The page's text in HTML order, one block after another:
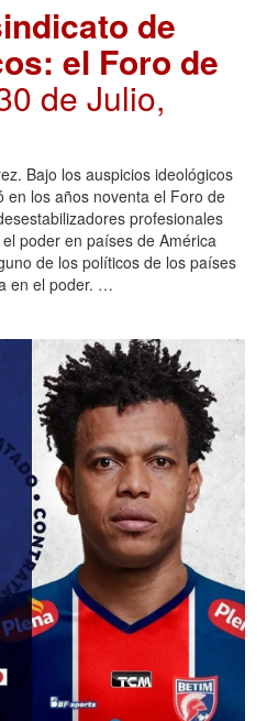
de
el Foro de
de Julio,
Bajo los auspicios ideológicos
en los años noventa el Foro de
profesionales
poder en países de América
de los políticos de los países
en el poder. …